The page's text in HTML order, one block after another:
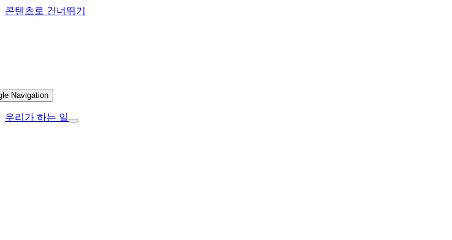
콘텐츠로 건너뛰기
Navigation
우리가 하는 일